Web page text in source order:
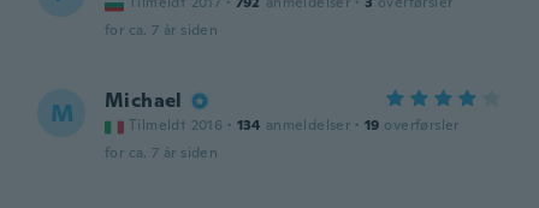
for ca. 7 år siden
M Michael
Tilmeldt 2016 · 134 anmeldelser · 19 overførsler
for ca. 7 år siden